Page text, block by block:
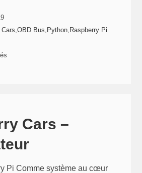
,OBD Bus Python Raspberry Pi
Cars –
Comme système au cœur